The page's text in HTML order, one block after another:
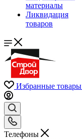
материалы
Ликвидация
товаров
Избранные товары
Телефоны